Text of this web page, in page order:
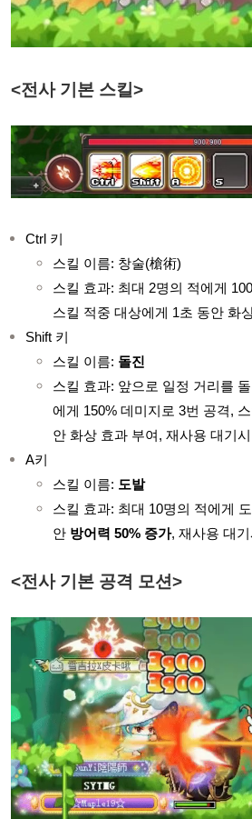
<전사 기본 스킬>
Ctrl 키
스킬 이름: 창술(槍術)
스킬 효과: 최대 2명의 적에게
스킬 적중 대상에게 1초 동안 화
Shift 키
스킬 이름: 돌진
스킬 효과: 앞으로 일정 거리를
에게 150% 데미지로 3번 공격,
안 화상 효과 부여, 재사용 대기
A키
스킬 이름: 도발
스킬 효과: 최대 10명의 적에게
안 방어력 50% 증가, 재사용 대
<전사 기본 공격 모션>